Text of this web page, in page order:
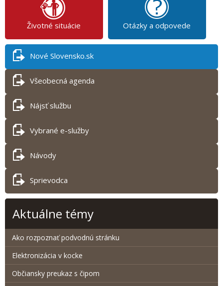
Životné situácie Otázky a odpovede
Nové Slovensko.sk
Všeobecná agenda
Nájsť službu
Vybrané e-služby
Návody
Sprievodca
Aktuálne témy
Ako rozpoznať podvodnú stránku
Elektronizácia v kocke
Občiansky preukaz s čipom